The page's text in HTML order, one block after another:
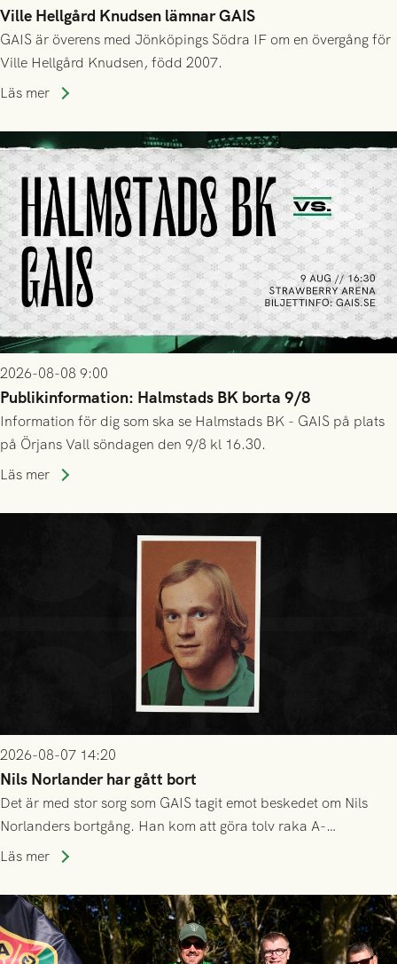
Ville Hellgård Knudsen lämnar GAIS
GAIS är överens med Jönköpings Södra IF om en övergång för
Ville Hellgård Knudsen, född 2007.
Läs mer
2026-08-08 9:00
Publikinformation: Halmstads BK borta 9/8
Information för dig som ska se Halmstads BK - GAIS på plats
på Örjans Vall söndagen den 9/8 kl 16.30.
Läs mer
2026-08-07 14:20
Nils Norlander har gått bort
Det är med stor sorg som GAIS tagit emot beskedet om Nils
Norlanders bortgång. Han kom att göra tolv raka A-
lagssäsonger i Grönsvart och är en av få spelare som i GAIS
Läs mer